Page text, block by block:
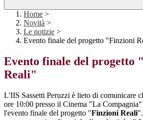
Home >
Novità >
Le notizie >
Evento finale del progetto "Finzioni
Evento finale del progetto
Reali"
L'IIS Sassetti Peruzzi è lieto di comunicare
ore 10:00 presso il Cinema "La
l'evento finale del progetto "Finzioni Reali